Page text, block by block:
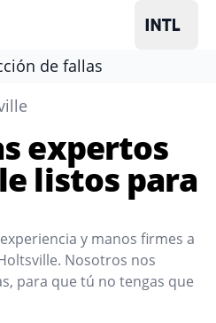
de fallas
expertos
listos para
y manos firmes a
Nosotros nos
para que tú no tengas que